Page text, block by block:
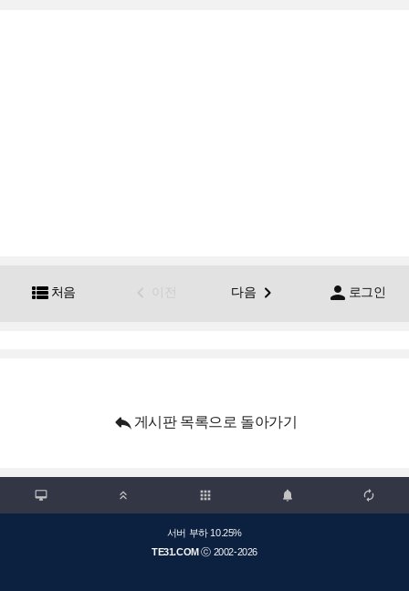
 처음 다음   로그인
 게시판 목록으로 돌아가기
  apps  
서버 부하 10.25%
TE31.COMⓒ 2002-2026